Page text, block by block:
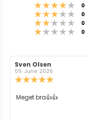
0
0
0
0
Forfatter:
Sven Olsen
09. June 2026
av
5
Omtaletekst:
Meget bra👍👍